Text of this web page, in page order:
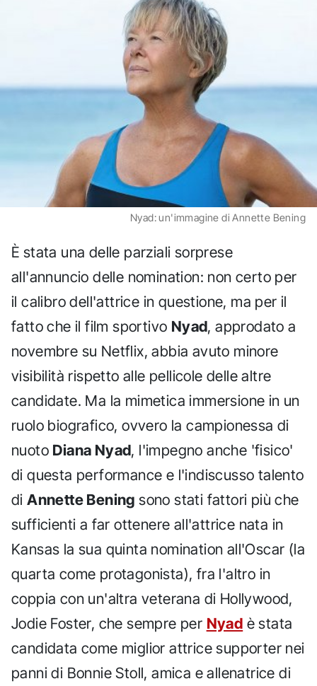
Nyad: un'immagine di Annette Bening
È stata una delle parziali sorprese
all'annuncio delle nomination: non certo per
il calibro dell'attrice in questione, ma per il
fatto che il film sportivo Nyad, approdato a
novembre su Netflix, abbia avuto minore
visibilità rispetto alle pellicole delle altre
candidate. Ma la mimetica immersione in un
ruolo biografico, ovvero la campionessa di
nuoto Diana Nyad, l'impegno anche 'fisico'
di questa performance e l'indiscusso talento
diAnnette Bening sono stati fattori più che
sufficienti a far ottenere all'attrice nata in
Kansas la sua quinta nomination all'Oscar (la
quarta come protagonista), fra l'altro in
coppia con un'altra veterana di Hollywood,
Jodie Foster, che sempre per Nyad è stata
candidata come miglior attrice supporter nei
panni di Bonnie Stoll, amica e allenatrice di